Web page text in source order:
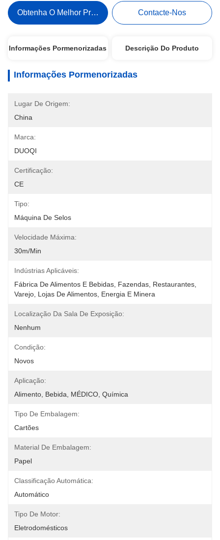
Obtenha O Melhor Preço Contacte-Nos
Informações Pormenorizadas Descrição Do Produto
Informações Pormenorizadas
Lugar De Origem:
China
Marca:
DUOQI
Certificação:
CE
Tipo:
Máquina De Selos
Velocidade Máxima:
30m/min
Indústrias Aplicáveis:
Fábrica De Alimentos E Bebidas, Fazendas, Restaurantes,
Varejo, Lojas De Alimentos, Energia E Minera
Localização Da Sala De Exposição:
Nenhum
Condição:
Novos
Aplicação:
Alimento, Bebida, MÉDICO, Química
Tipo De Embalagem:
Cartões
Material De Embalagem:
Papel
Classificação Automática:
Automático
Tipo De Motor:
Eletrodomésticos